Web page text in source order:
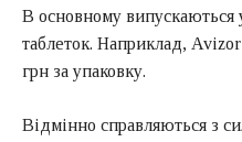
В основному випускаються
таблеток. Наприклад,
грн за упаковку.
Відмінно справляються з